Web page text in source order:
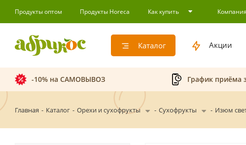
Продукты оптом Продукты Horeca Как купить Компания
Каталог Акции
-10% на САМОВЫВОЗ График приёма
Главная - Каталог - Орехи и сухофрукты - Сухофрукты - Изюм